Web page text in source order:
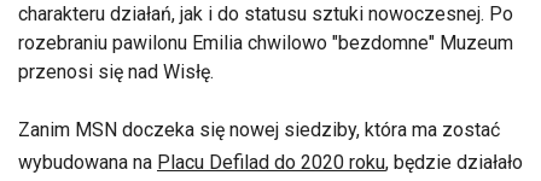
charakteru działań, jak i do statusu sztuki nowoczesnej. Po
rozebraniu pawilonu Emilia chwilowo "bezdomne" Muzeum
przenosi się nad Wisłę.
Zanim MSN doczeka się nowej siedziby, która ma zostać
wybudowana na Placu Defilad do 2020 roku, będzie działało